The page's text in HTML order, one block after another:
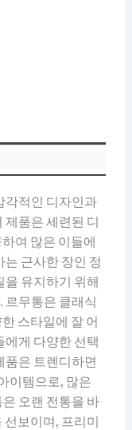
각적인 디자인과
제품은 세련된 디
여 많은 이들에
근사한 장인 정
을 유지하기 위해
르무통은 클래식
스타일에 잘 어
에게 다양한 선택
품은 트렌디하면
이템으로, 많은
오랜 전통을 바
선보이며, 프리미